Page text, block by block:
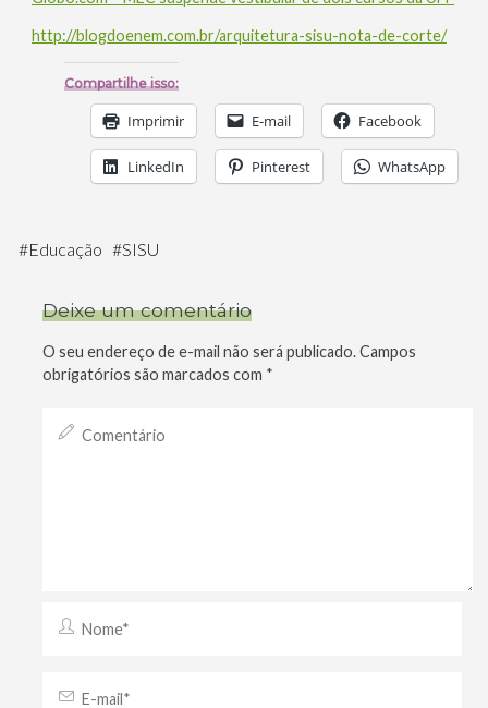
http://blogdoenem.com.br/arquitetura-sisu-nota-de-corte/
Compartilhe isso:
Imprimir E-mail Facebook
LinkedIn Pinterest WhatsApp
#Educação #SISU
Deixe um comentário
O seu endereço de e-mail não será publicado.Campos
obrigatórios são marcados com *